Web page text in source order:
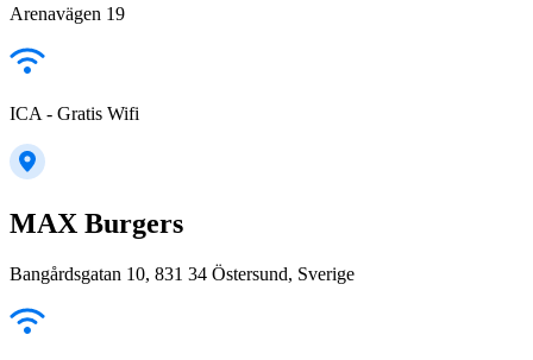
Arenavägen 19
ICA - Gratis Wifi
MAX Burgers
Bangårdsgatan 10, 831 34 Östersund, Sverige